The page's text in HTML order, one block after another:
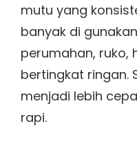
mutu yang
banyak di
perumahan, ruko,
bertingkat ringan.
menjadi lebih
rapi.